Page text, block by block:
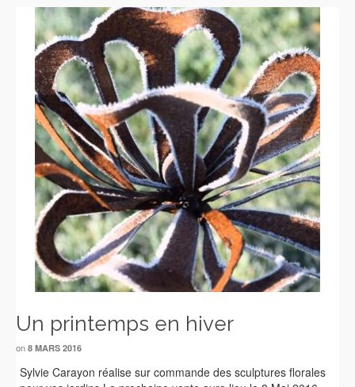
Un printemps en hiver
on 8 MARS 2016
Sylvie Carayon réalise sur commande des sculptures florales